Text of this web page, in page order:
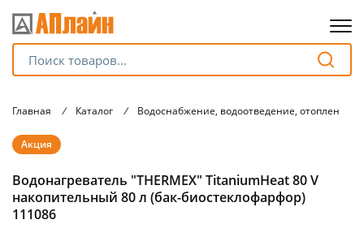
Главная / Каталог / Водоснабжение, водоотведение, отопление.
Акция
Водонагреватель "THERMEX" TitaniumHeat 80 V
накопительный 80 л (бак-биостеклофарфор)
111086
Разбейте
оплату
без переплат